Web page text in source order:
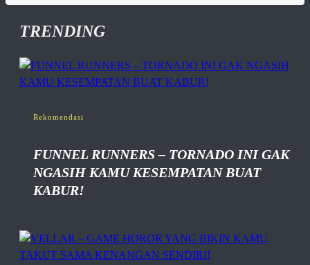
TRENDING
Rekomendasi
FUNNEL RUNNERS – TORNADO INI GAK
NGASIH KAMU KESEMPATAN BUAT
KABUR!